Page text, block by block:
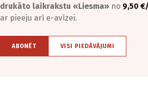
drukāto laikrakstu «Liesma» no 9,50
ar pieeju arī e-avīzei.
ABONĒT VISI PIEDĀVĀJUMI